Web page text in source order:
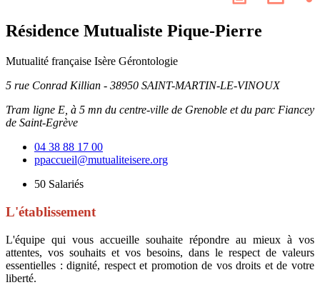
Résidence Mutualiste Pique-Pierre
Mutualité française Isère Gérontologie
5 rue Conrad Killian - 38950 SAINT-MARTIN-LE-VINOUX
Tram ligne E, à 5 mn du centre-ville de Grenoble et du parc Fiancey
de Saint-Egrève
04 38 88 17 00
ppaccueil@mutualiteisere.org
50 Salariés
L'établissement
L'équipe qui vous accueille souhaite répondre au mieux à vos
attentes, vos souhaits et vos besoins, dans le respect de valeurs
essentielles : dignité, respect et promotion de vos droits et de votre
liberté.